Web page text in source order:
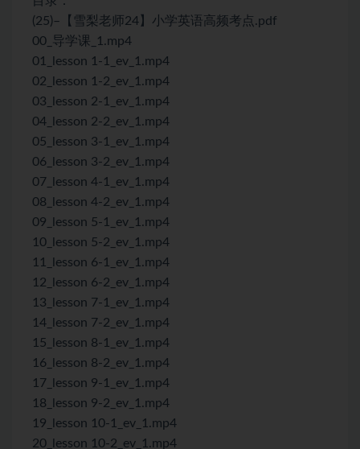
(25)–【雪梨老师24】小学英语高频考点.pdf
00_导学课_1.mp4
01_lesson 1-1_ev_1.mp4
02_lesson 1-2_ev_1.mp4
03_lesson 2-1_ev_1.mp4
04_lesson 2-2_ev_1.mp4
05_lesson 3-1_ev_1.mp4
06_lesson 3-2_ev_1.mp4
07_lesson 4-1_ev_1.mp4
08_lesson 4-2_ev_1.mp4
09_lesson 5-1_ev_1.mp4
10_lesson 5-2_ev_1.mp4
11_lesson 6-1_ev_1.mp4
12_lesson 6-2_ev_1.mp4
13_lesson 7-1_ev_1.mp4
14_lesson 7-2_ev_1.mp4
15_lesson 8-1_ev_1.mp4
16_lesson 8-2_ev_1.mp4
17_lesson 9-1_ev_1.mp4
18_lesson 9-2_ev_1.mp4
19_lesson 10-1_ev_1.mp4
20_lesson 10-2_ev_1.mp4